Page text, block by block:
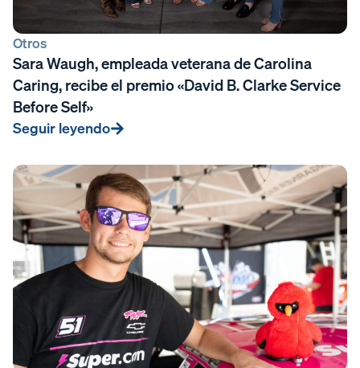
Otros
Sara Waugh, empleada veterana de Carolina
Caring, recibe el premio «David B. Clarke Service
Before Self»
Seguir leyendo